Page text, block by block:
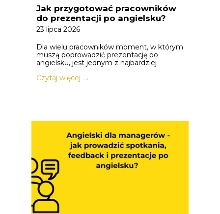
Jak przygotować pracowników
do prezentacji po angielsku?
23 lipca 2026
Dla wielu pracowników moment, w którym
muszą poprowadzić prezentację po
angielsku, jest jednym z najbardziej
Czytaj więcej →